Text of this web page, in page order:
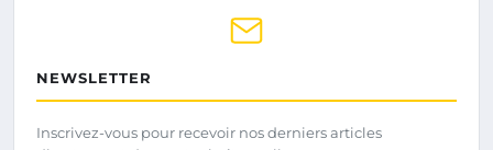
NEWSLETTER
Inscrivez-vous pour recevoir nos derniers articles